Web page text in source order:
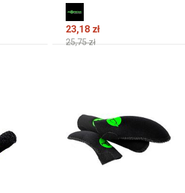
23,18 zł
25,75 zł